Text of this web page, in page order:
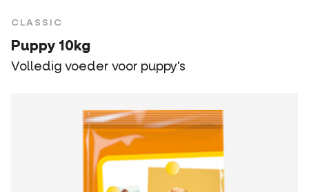
CLASSIC
Puppy 10kg
Volledig voeder voor puppy's